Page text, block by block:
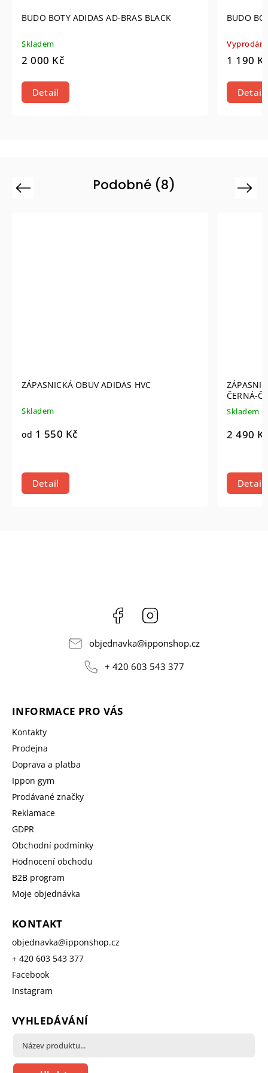
BUDO BOTY ADIDAS AD-BRAS BLACK
Skladem
2 000 Kč
Detail
BUDO
1 190
Detail
Podobné (8)
Previous
ZÁPASNICKÁ OBUV ADIDAS HVC
Skladem
od 1 550 Kč
Detail
ČERNÁ-
Skladem
2 490
Detail
Next
Facebook
objednavka@ipponshop.cz
+ 420 603 543 377
INFORMACE PRO VÁS
Kontakty
Prodejna
Doprava a platba
Ippon gym
Prodávané značky
Reklamace
GDPR
Obchodní podmínky
Hodnocení obchodu
B2B program
Moje objednávka
KONTAKT
objednavka@ipponshop.cz
+ 420 603 543 377
Facebook
Instagram
VYHLEDÁVÁNÍ